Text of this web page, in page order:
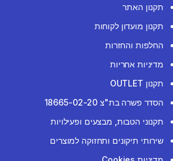
תקנון האתר
תקנון מועדון לקוחות
החלפות והחזרות
מדיניות אחריות
תקנון OUTLET
הסדר פשרה בת"צ 18665-02-20
תקנוני הטבות, מבצעים ופעילויות
שירותי תיקונים ותחזוקה למוצרים